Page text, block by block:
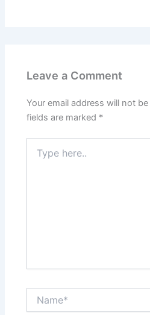
Leave a Comment
Your email address will not
fields are marked *
here..